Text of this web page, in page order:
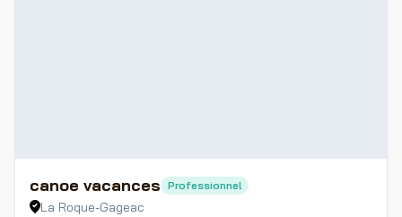
canoe vacances Professionnel
La Roque-Gageac